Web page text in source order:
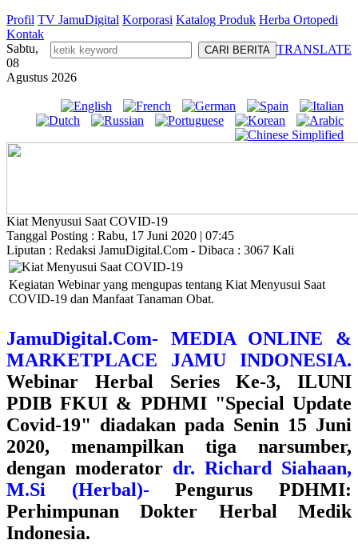
Profil TV JamuDigital Korporasi Katalog Produk Herba Ortopedi
Kontak
TRANSLATE
Sabtu,
08
Agustus 2026
Kiat Menyusui Saat COVID-19
Tanggal Posting : Rabu, 17 Juni 2020 | 07:45
Liputan : Redaksi JamuDigital.Com - Dibaca : 3067 Kali
Kegiatan Webinar yang mengupas tentang Kiat Menyusui Saat
COVID-19 dan Manfaat Tanaman Obat.
JamuDigital.Com- MEDIA ONLINE &
MARKETPLACE JAMU INDONESIA.
Webinar Herbal Series Ke-3, ILUNI
PDIB FKUI & PDHMI "Special Update
Covid-19" diadakan pada Senin 15 Juni
2020, menampilkan tiga narsumber,
dengan moderator dr. Richard Siahaan,
M.Si (Herbal)-Pengurus
PDHMI:
Perhimpunan Dokter Herbal Medik
Indonesia.